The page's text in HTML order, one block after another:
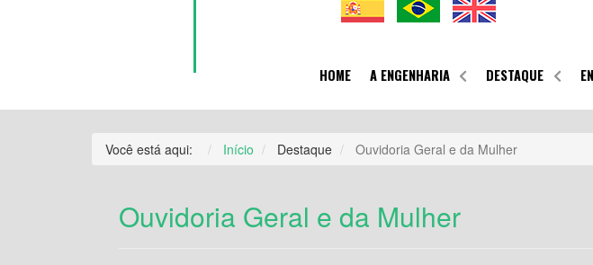
HOME A ENGENHARIA DESTAQUE
Você está aqui: Início Destaque Ouvidoria Geral e da Mulher
Ouvidoria Geral e da Mulher